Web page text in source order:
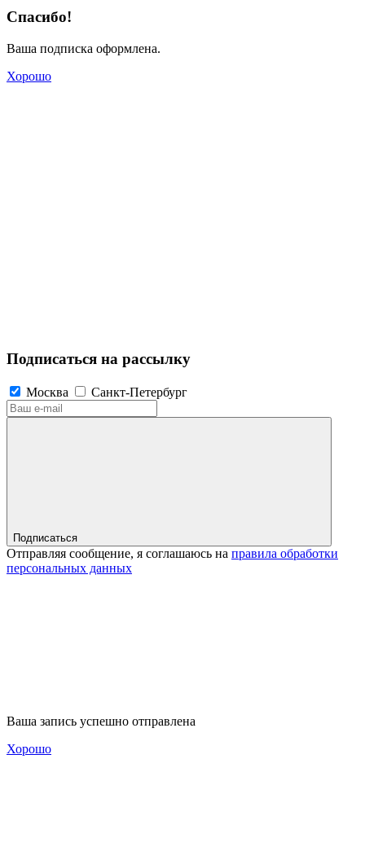
Спасибо!
Ваша подписка оформлена.
Хорошо
Подписаться на рассылку
Москва Санкт-Петербург
Подписаться
Отправляя сообщение, я соглашаюсь на правила обработки
персональных данных
Ваша запись успешно отправлена
Хорошо